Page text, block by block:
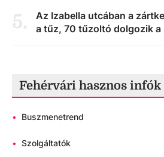
5.
Az Izabella utcában a
a tűz, 70 tűzoltó dolgozik a
Fehérvári hasznos infók
• Buszmenetrend
• Szolgáltatók